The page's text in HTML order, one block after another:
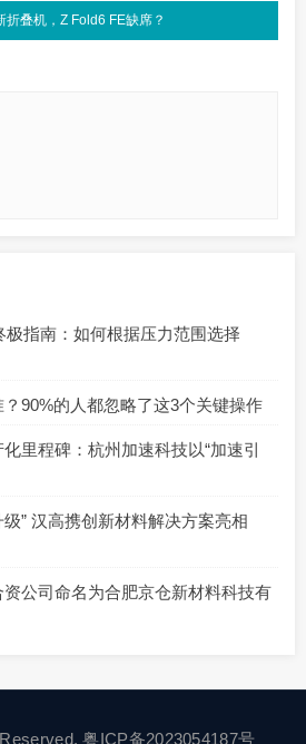
折叠机，Z Fold6 FE缺席？
极指南：如何根据压力范围选择
90%的人都忽略了这3个关键操作
里程碑：杭州加速科技以“加速引
级” 汉高携创新材料解决方案亮相
公司命名为合肥京仓新材料科技有
粤ICP备2023054187号